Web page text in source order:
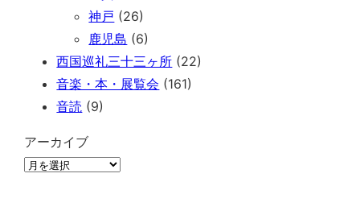
神戸 (26)
鹿児島 (6)
西国巡礼三十三ヶ所 (22)
音楽・本・展覧会 (161)
音読 (9)
アーカイブ